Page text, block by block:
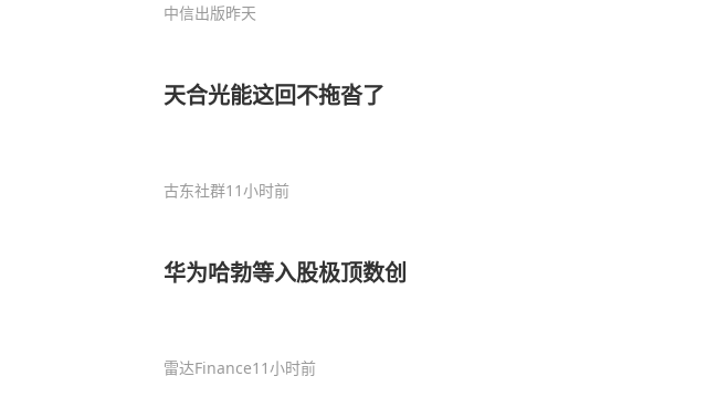
中信出版昨天
天合光能这回不拖沓了
古东社群11小时前
华为哈勃等入股极顶数创
雷达Finance11小时前